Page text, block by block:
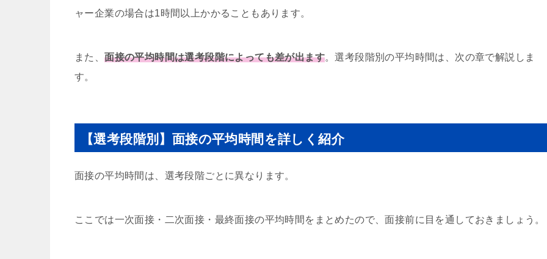
ャー企業の場合は1時間以上かかることもあります。
また、面接の平均時間は選考段階によっても差が出ます。選考段階別の平均時間は、次の章で解説しま
す。
【選考段階別】面接の平均時間を詳しく紹介
面接の平均時間は、選考段階ごとに異なります。
ここでは一次面接・二次面接・最終面接の平均時間をまとめたので、面接前に目を通しておきましょう。